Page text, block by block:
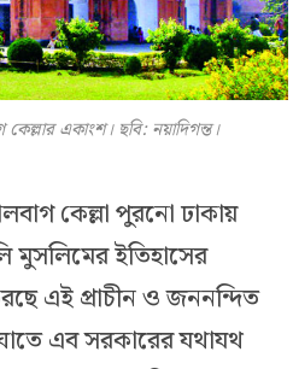
একাংশ। ছবি: নয়াদিগন্ত।
কেল্লা পুরনো ঢাকায়
মুসলিমের ইতিহাসের
এই প্রাচীন ও জননন্দিত
এব সরকারের যথাযথ